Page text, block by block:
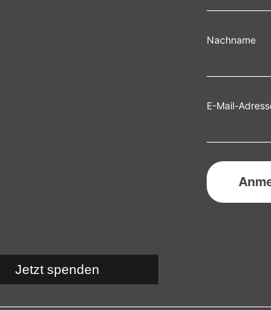
Nachname
E-Mail-
Jetzt spenden